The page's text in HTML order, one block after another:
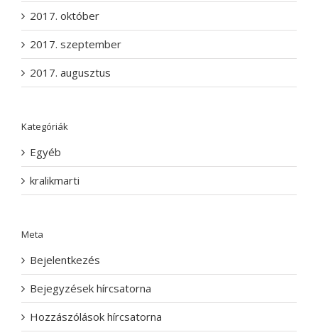
2017. október
2017. szeptember
2017. augusztus
Kategóriák
Egyéb
kralikmarti
Meta
Bejelentkezés
Bejegyzések hírcsatorna
Hozzászólások hírcsatorna